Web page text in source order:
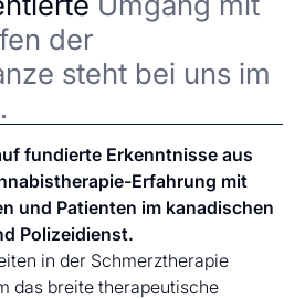
der
steht bei uns im
fundierte Erkenntnisse aus
Erfahrung mit
und Patienten im kanadischen
Polizeidienst.
in der Schmerztherapie
das breite therapeutische